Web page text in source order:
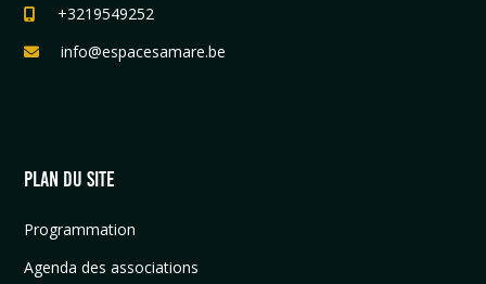
+3219549252
info@espacesamare.be
PLAN DU SITE
Programmation
Agenda des associations